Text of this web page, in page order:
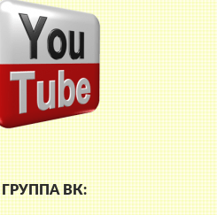
ГРУППА ВК: